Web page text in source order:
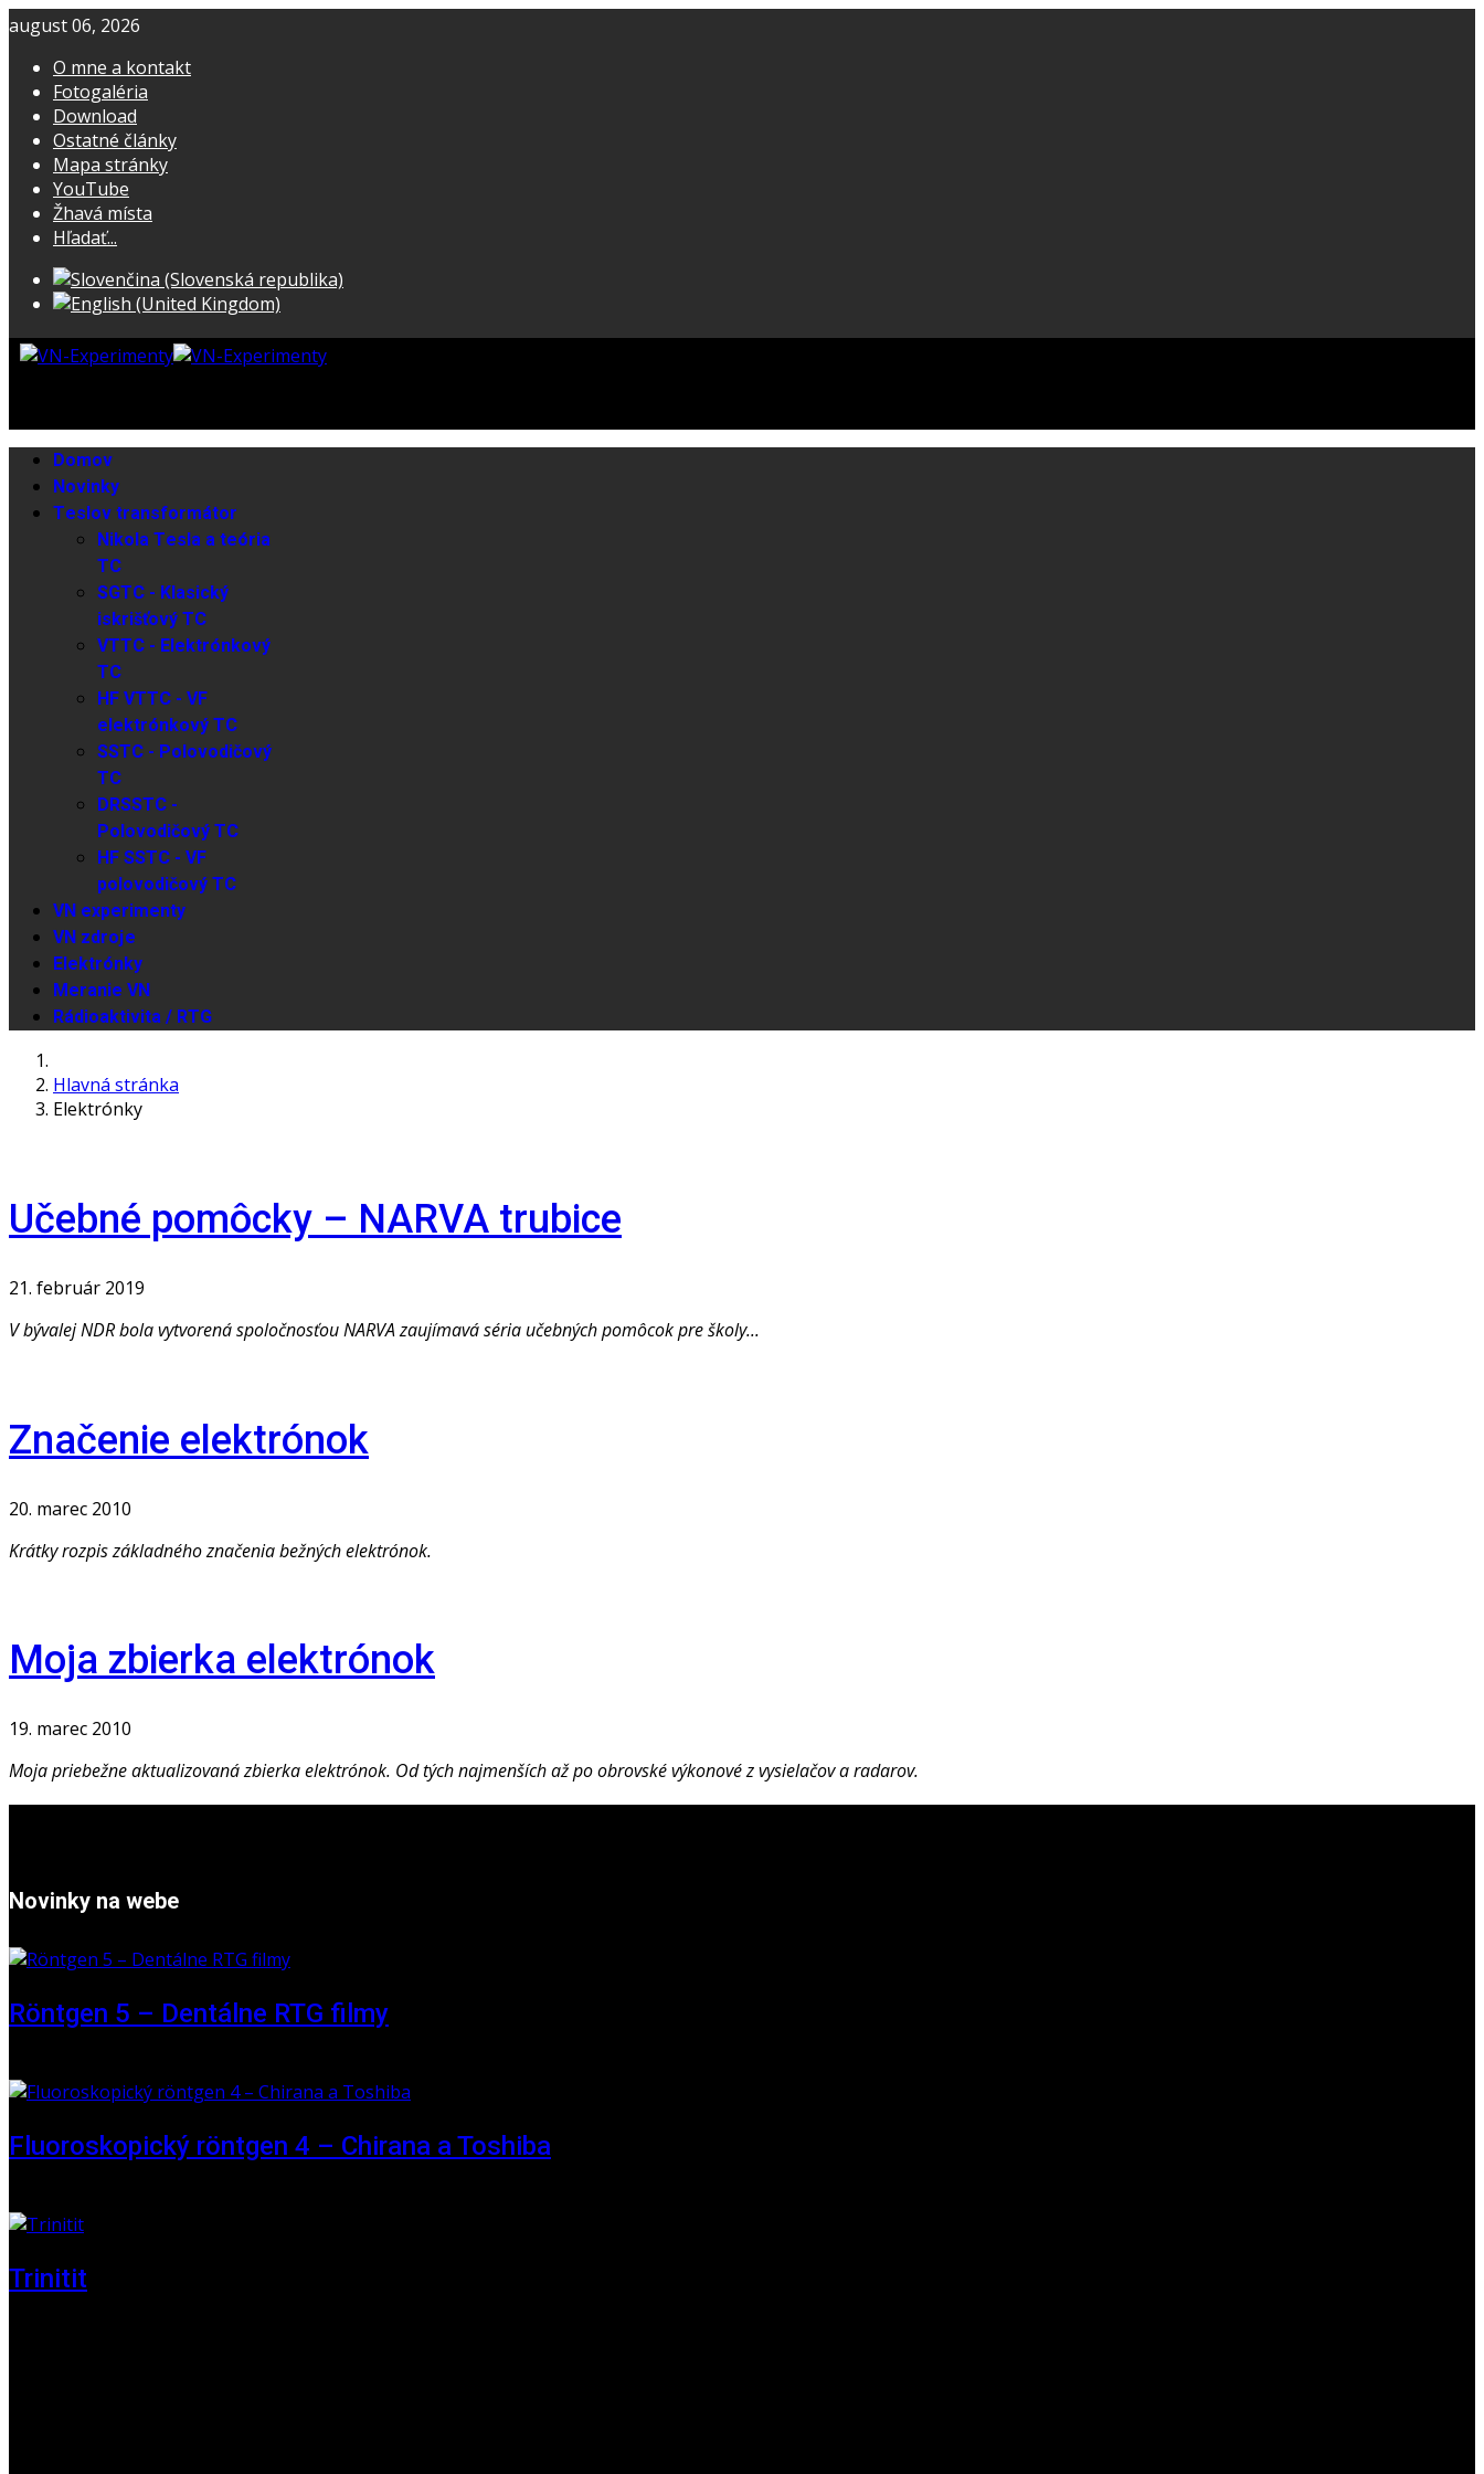
august 06, 2026
O mne a kontakt
Fotogaléria
Download
Ostatné články
Mapa stránky
YouTube
Žhavá místa
Hľadať...
Domov
Novinky
Teslov transformátor
Nikola Tesla a teória
TC
SGTC - Klasický
iskrišťový TC
VTTC - Elektrónkový
TC
HF VTTC - VF
elektrónkový TC
SSTC - Polovodičový
TC
DRSSTC -
Polovodičový TC
HF SSTC - VF
polovodičový TC
VN experimenty
VN zdroje
Elektrónky
Meranie VN
Rádioaktivita / RTG
Hlavná stránka
Elektrónky
Učebné pomôcky – NARVA trubice
21. február 2019
V bývalej NDR bola vytvorená spoločnosťou NARVA zaujímavá séria učebných pomôcok pre školy...
Značenie elektrónok
20. marec 2010
Krátky rozpis základného značenia bežných elektrónok.
Moja zbierka elektrónok
19. marec 2010
Moja priebežne aktualizovaná zbierka elektrónok. Od tých najmenších až po obrovské výkonové z vysielačov a radarov.
Novinky na webe
Röntgen 5 – Dentálne RTG filmy
Fluoroskopický röntgen 4 – Chirana a Toshiba
Trinitit